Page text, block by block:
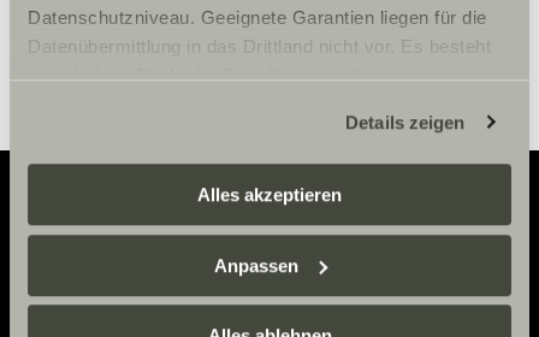
Datenschutzniveau. Geeignete Garantien liegen für die
Datenübermittlung in das Drittland nicht vor. Es besteht
ein erhöhtes Risiko für Betroffene, da diesen
zustehen. Eingesetzte Dienstleister können Daten für
eigene Zwecke verarbeiten und mit anderen Daten
zusammenführen. Weitere Informationen finden Sie hier:
Datenschutzerklärung
einzelne Cookies/Dienste in den Einstellungen aus,
erteilen Sie uns Ihre Einwilligung zur Verarbeitung Ihrer
Details zeigen
Alles akzeptieren
Anpassen
Adventure
Now.